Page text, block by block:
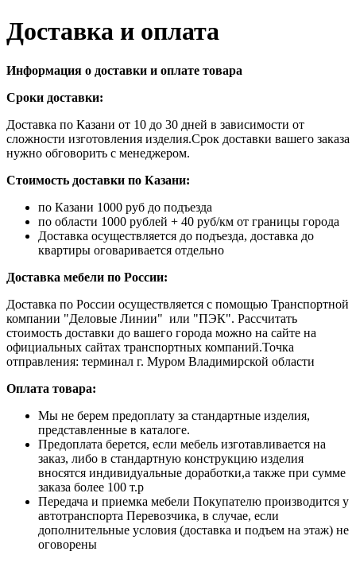
Доставка и оплата
Информация о доставки и оплате товара
Сроки доставки:
Доставка по Казани от 10 до 30 дней в зависимости от
сложности изготовления изделия.Срок доставки вашего заказа
нужно обговорить с менеджером.
Стоимость доставки по Казани:
по Казани 1000 руб до подъезда
по области 1000 рублей + 40 руб/км от границы города ​
Доставка осуществляется до подъезда, доставка до
квартиры оговаривается отдельно
Доставка мебели по России:
Доставка по России осуществляется с помощью Транспортной
компании "Деловые Линии" или "ПЭК". Рассчитать
стоимость доставки до вашего города можно на сайте на
официальных сайтах транспортных компаний.Точка
отправления: терминал г. Муром Владимирской области
Оплата товара:
Мы не берем предоплату за стандартные изделия,
представленные в каталоге.
Предоплата берется, если мебель изготавливается на
заказ, либо в стандартную конструкцию изделия
вносятся индивидуальные доработки,а также при сумме
заказа более 100 т.р
Передача и приемка мебели Покупателю производится у
автотранспорта Перевозчика, в случае, если
дополнительные условия (доставка и подъем на этаж) не
оговорены